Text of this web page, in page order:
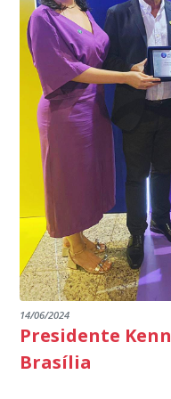
14/06/2024
Presidente
Brasília